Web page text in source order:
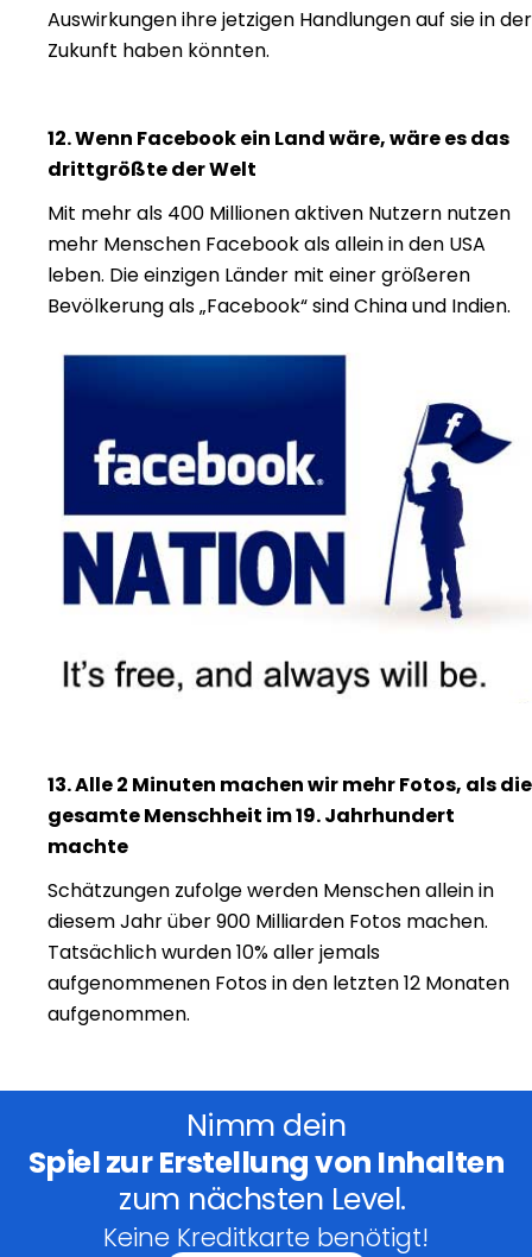
Auswirkungen ihre jetzigen Handlungen auf sie in der
Zukunft haben könnten.
12. Wenn Facebook ein Land wäre, wäre es das
drittgrößte der Welt
Mit mehr als 400 Millionen aktiven Nutzern nutzen
mehr Menschen Facebook als allein in den USA
leben. Die einzigen Länder mit einer größeren
Bevölkerung als „Facebook“ sind China und Indien.
13. Alle 2 Minuten machen wir mehr Fotos, als die
gesamte Menschheit im 19. Jahrhundert
machte
Schätzungen zufolge werden Menschen allein in
diesem Jahr über 900 Milliarden Fotos machen.
Tatsächlich wurden 10% aller jemals
aufgenommenen Fotos in den letzten 12 Monaten
aufgenommen.
Nimm dein
Spiel zur Erstellung von Inhalten
zum nächsten Level.
Keine Kreditkarte benötigt!